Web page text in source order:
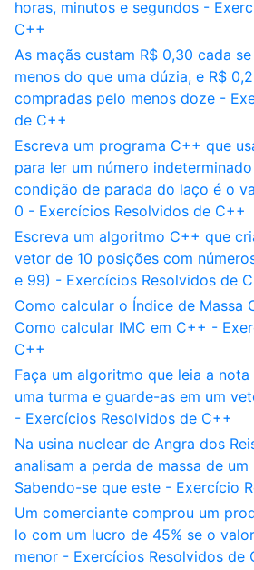
horas, minutos e segundos -
C++
As maçãs custam R$ 0,30 cada
menos do que uma dúzia, e R$
compradas pelo menos doze -
de C++
Escreva um programa C++ que
para ler um número
condição de parada do laço é o
0 - Exercícios Resolvidos de C++
Escreva um algoritmo C++ que
vetor de 10 posições com
e 99) - Exercícios Resolvidos de
Como calcular o Índice de Massa
Como calcular IMC em C++ -
C++
Faça um algoritmo que leia a nota
uma turma e guarde-as em um
- Exercícios Resolvidos de C++
Na usina nuclear de Angra dos
analisam a perda de massa de
Sabendo-se que este - Exercício
Um comerciante comprou um
lo com um lucro de 45% se o
menor - Exercícios Resolvidos de